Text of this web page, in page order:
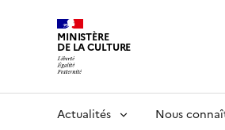
MINISTÈRE
DE LA CULTURE
Actualités Nous